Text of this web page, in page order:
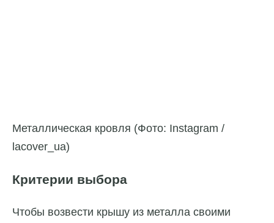
Металлическая кровля (Фото: Instagram /
lacover_ua)
Критерии выбора
Чтобы возвести крышу из металла своими